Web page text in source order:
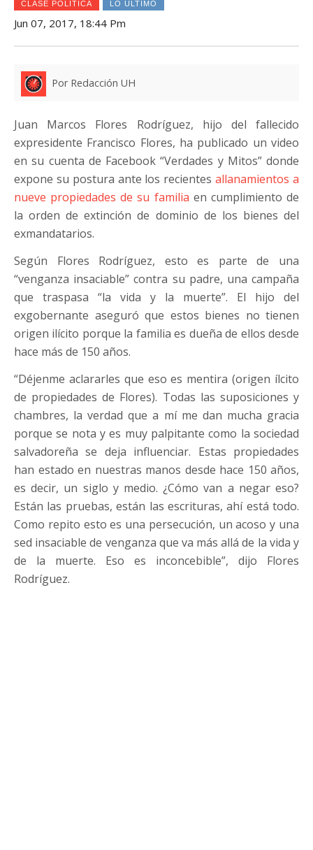
CLASE POLÍTICA LO ÚLTIMO
Jun 07, 2017, 18:44 Pm
Por Redacción UH
Juan Marcos Flores Rodríguez, hijo del fallecido
expresidente Francisco Flores, ha publicado un video
en su cuenta de Facebook “Verdades y Mitos” donde
expone su postura ante los recientesallanamientos a
nueve propiedades de su familia en cumplimiento de
la orden de extinción de dominio de los bienes del
exmandatarios.
Según Flores Rodríguez, esto es parte de una
“venganza insaciable” contra su padre, una campaña
que traspasa “la vida y la muerte”. El hijo del
exgobernante aseguró que estos bienes no tienen
origen ilícito porque la familia es dueña de ellos desde
hace más de 150 años.
“Déjenme aclararles que eso es mentira (origen ílcito
de propiedades de Flores). Todas las suposiciones y
chambres, la verdad que a mí me dan mucha gracia
porque se nota y es muy palpitante como la sociedad
salvadoreña se deja influenciar. Estas propiedades
han estado en nuestras manos desde hace 150 años,
es decir, un siglo y medio. ¿Cómo van a negar eso?
Están las pruebas, están las escrituras, ahí está todo.
Como repito esto es una persecución, un acoso y una
sed insaciable de venganza que va más allá de la vida y
de la muerte. Eso es inconcebible”, dijo Flores
Rodríguez.